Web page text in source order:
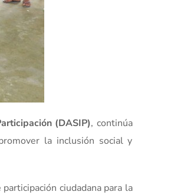
(DASIP), continúa
la inclusión social y
ciudadana para la